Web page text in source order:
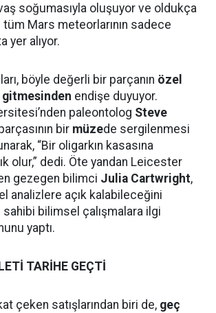
soğumasıyla oluşuyor ve oldukça
Mars meteorlarının sadece
yer alıyor.
böyle değerli bir parçanın özel
endişe duyuyor.
paleontolog Steve
bir müzede sergilenmesi
“Bir oligarkın kasasına
olur,” dedi. Öte yandan Leicester
gezegen bilimci Julia Cartwright,
analizlere açık kalabileceğini
sahibi bilimsel çalışmalara ilgi
yaptı.
TARİHE GEÇTİ
çeken satışlarından biri de, geç